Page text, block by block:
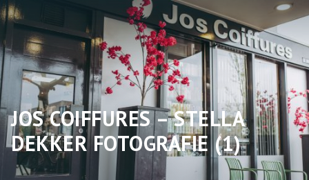
JOS COIFFURES – STELLA
DEKKER FOTOGRAFIE (1)